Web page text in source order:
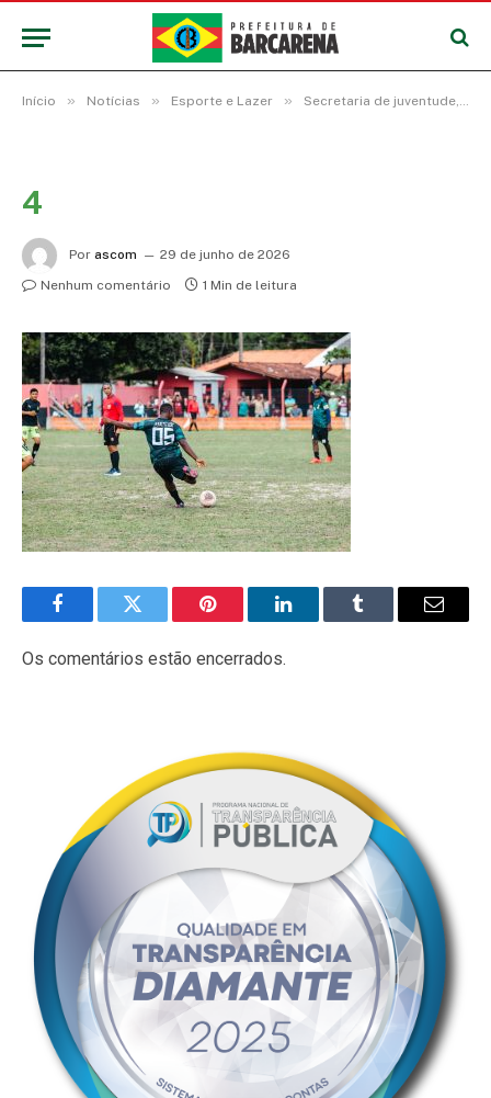
Início » Notícias » Esporte e Lazer » Secretaria de juventude, esporte e lazer abre Campeonatos de Base de Futsal e jogos distritais neste final de semana em Barcarena
4
Por ascom
29 de junho de 2026
Nenhum comentário
1 Min de leitura
FacebookTwitter Pinterest LinkedInTumblr
E-
Os comentários estão encerrados.